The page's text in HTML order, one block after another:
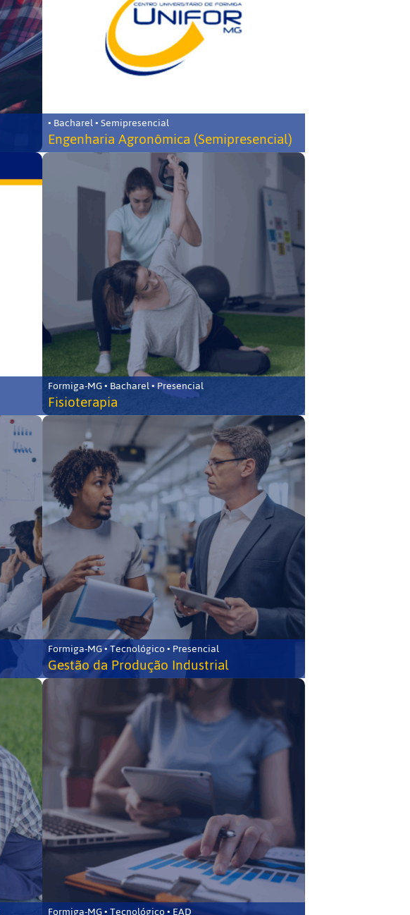
• Bacharel • Semipresencial
Engenharia Agronômica (Semipresencial)
Formiga-MG • Bacharel • Presencial
Fisioterapia
Formiga-MG • Tecnológico • Presencial
Gestão da Produção Industrial